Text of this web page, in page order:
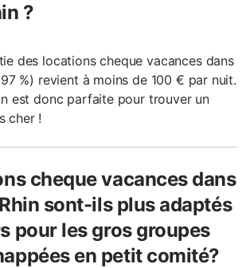
?
des locations cheque vacances dans
%) revient à moins de 100 € par nuit.
est donc parfaite pour trouver un
cher !
cheque vacances dans
sont-ils plus adaptés
pour les gros groupes
en petit comité?